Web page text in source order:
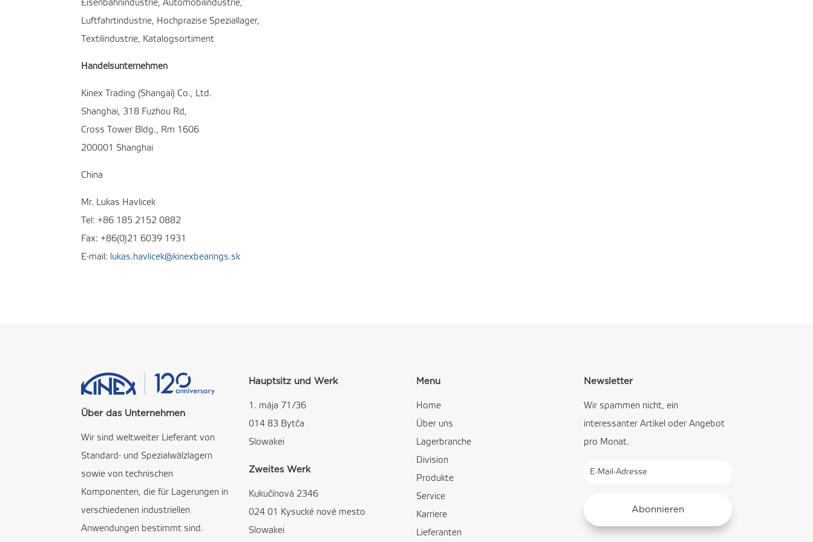
Eisenbahnindustrie, Automobilindustrie,
Luftfahrtindustrie, Hochprazise Speziallager,
Textilindustrie, Katalogsortiment
Handelsunternehmen
Kinex Trading (Shangai) Co., Ltd.
Shanghai, 318 Fuzhou Rd,
Cross Tower Bldg., Rm 1606
200001 Shanghai
China
Mr. Lukas Havlicek
Tel: +86 185 2152 0882
Fax: +86(0)21 6039 1931
E-mail: lukas.havlicek@kinexbearings.sk
Über das Unternehmen
Wir sind weltweiter Lieferant von
Standard- und Spezialwälzlagern
sowie von technischen
Komponenten, die für Lagerungen in
verschiedenen industriellen
Anwendungen bestimmt sind.
Hauptsitz und Werk
1. mája 71/36
014 83 Bytča
Slowakei
Zweites Werk
Kukučínová 2346
024 01 Kysucké nové mesto
Slowakei
Menu
Home
Über uns
Lagerbranche
Division
Produkte
Service
Karriere
Lieferanten
Newsletter
Wir spammen nicht, ein
interessanter Artikel oder Angebot
pro Monat.
Abonnieren